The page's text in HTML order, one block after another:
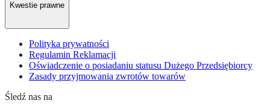
Kwestie prawne
Polityka prywatności
Regulamin Reklamacji
Oświadczenie o posiadaniu statusu Dużego Przedsiębiorcy
Zasady przyjmowania zwrotów towarów
Śledź nas na